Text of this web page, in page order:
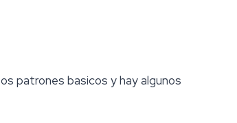
patrones basicos y hay algunos